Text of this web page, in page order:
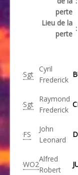
perte
Lieu de la
perte
:
Sgt
Cyril
Frederick
Sgt
Raymond
Frederick
FS
John
Leonard
WO2
Alfred
Robert